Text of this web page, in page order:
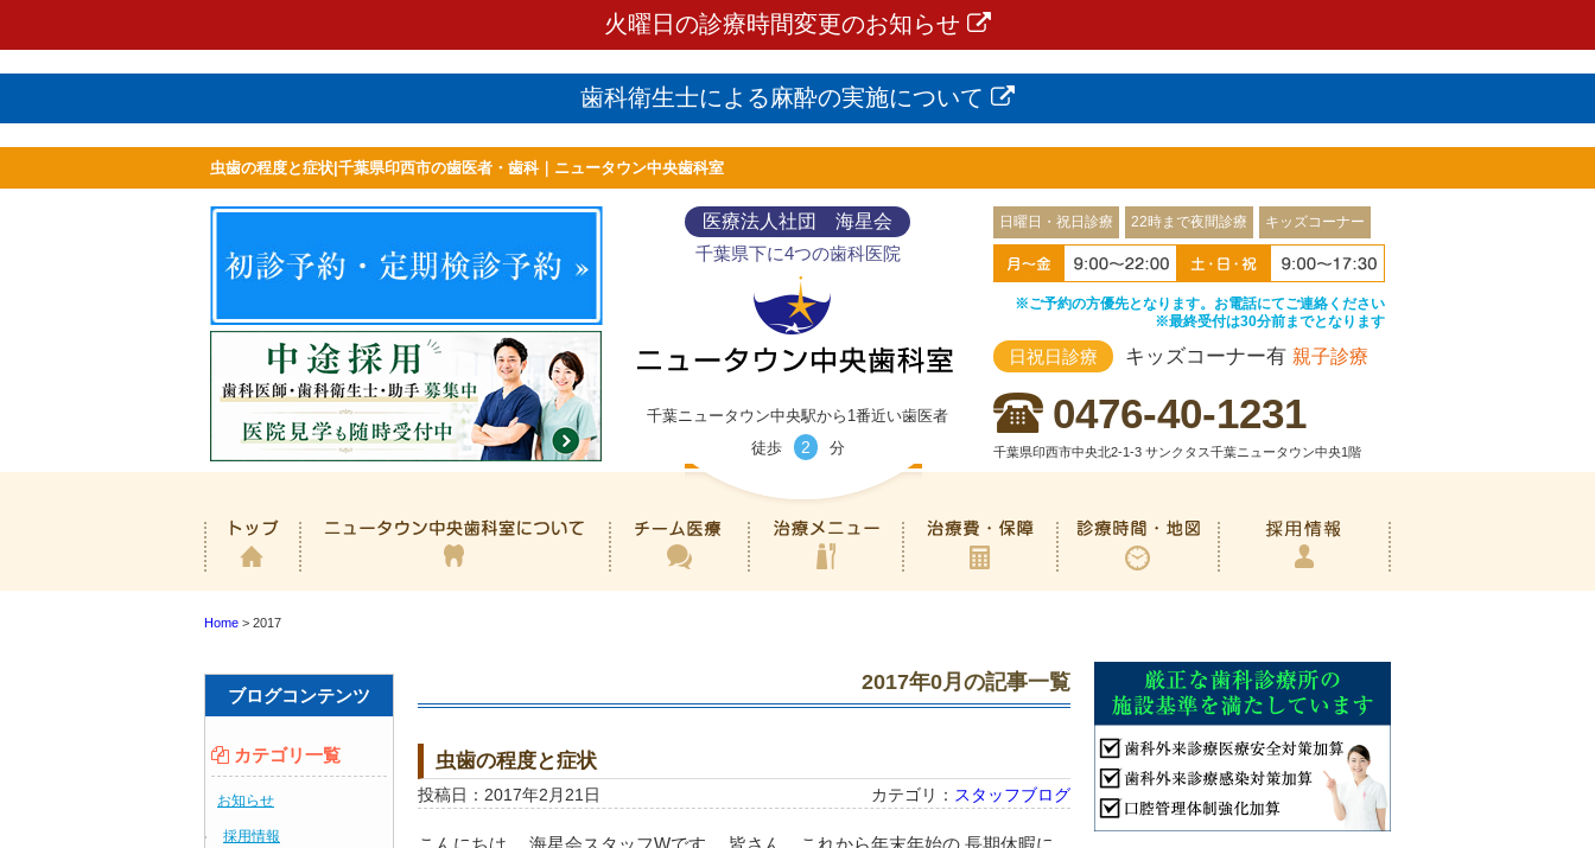
火曜日の診療時間変更のお知らせ
歯科衛生士による麻酔の実施について
虫歯の程度と症状|千葉県印西市の歯医者・歯科｜ニュータウン中央歯科室
医療法人社団 海星会
千葉県下に4つの歯科医院
千葉ニュータウン中央駅から1番近い歯医者
徒歩
2 分
日曜日・祝日診療 22時まで夜間診療 キッズコーナー
※ご予約の方優先となります。お電話にてご連絡ください
※最終受付は30分前までとなります
日祝日診療 キッズコーナー有 親子診療
0476-40-1231
千葉県印西市中央北2-1-3 サンクタス千葉ニュータウン中央1階
ホーム ニュータウン中央歯科室について
専門医チーム医療 治療メニュー 治療費・保証 診療時間・地図
Home > 2017
ブログコンテンツ
カテゴリ一覧
お知らせ
採用情報
2017年0月の記事一覧
虫歯の程度と症状
投稿日：2017年2月21日 カテゴリ： スタッフブログ
こんにちは。 海星会スタッフWです。 皆さん、これから年末年始の 長期休暇に